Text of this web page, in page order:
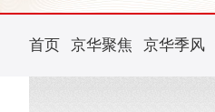
首页 京华聚焦 京华季风